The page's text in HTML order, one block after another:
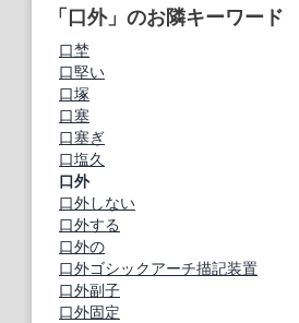
「口外」のお隣キーワード
口埜
口堅い
口塚
口塞
口塞ぎ
口塩久
口外
口外しない
口外する
口外の
口外ゴシックアーチ描記装置
口外副子
口外固定